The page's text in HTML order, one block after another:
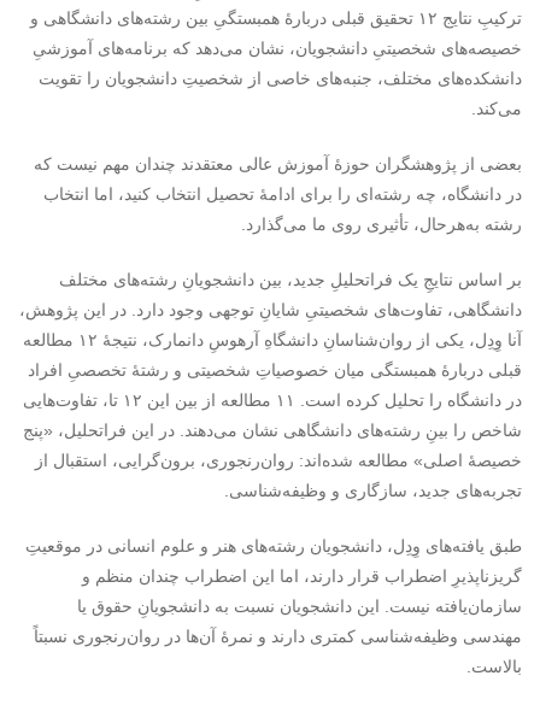
ترکیبِ نتایج ۱۲ تحقیق قبلی دربارۀ همبستگیِ بین رشته‌های دانشگاهی و
خصیصه‌های شخصیتیِ دانشجویان، نشان می‌دهد که برنامه‌های آموزشیِ
دانشکده‌های مختلف، جنبه‌های خاصی از شخصیتِ دانشجویان را تقویت
می‌کند.
بعضی از پژوهشگران حوزۀ آموزش عالی معتقدند چندان مهم نیست که
در دانشگاه، چه رشته‌ای را برای ادامۀ تحصیل انتخاب کنید، اما انتخاب
رشته به‌هرحال، تأثیری روی ما می‌گذارد.
بر اساس نتایجِ یک فراتحلیلِ جدید، بین دانشجویانِ رشته‌های مختلف
دانشگاهی، تفاوت‌های شخصیتیِ شایانِ توجهی وجود دارد. در این پژوهش،
آنا وِدِل، یکی از روان‌شناسانِ دانشگاهِ آرهوسِ دانمارک، نتیجۀ ۱۲ مطالعه
قبلی دربارۀ همبستگی میان خصوصیاتِ شخصیتی و رشتۀ تخصصیِ افراد
در دانشگاه را تحلیل کرده است. ۱۱ مطالعه از بین این ۱۲ تا، تفاوت‌هایی
شاخص را بینِ رشته‌های دانشگاهی نشان می‌دهند. در این فراتحلیل، «پنج
خصیصۀ اصلی» مطالعه شده‌اند: روان‌رنجوری، برون‌گرایی، استقبال از
تجربه‌های جدید، سازگاری و وظیفه‌شناسی.
طبق یافته‌های وِدِل، دانشجویان رشته‌های هنر و علوم انسانی در موقعیتِ
گریزناپذیرِ اضطراب قرار دارند، اما این اضطراب چندان منظم و
سازمان‌یافته نیست. این دانشجویان نسبت به دانشجویانِ حقوق یا
مهندسی وظیفه‌شناسی کمتری دارند و نمرۀ آن‌ها در روان‌رنجوری نسبتاً
بالاست.